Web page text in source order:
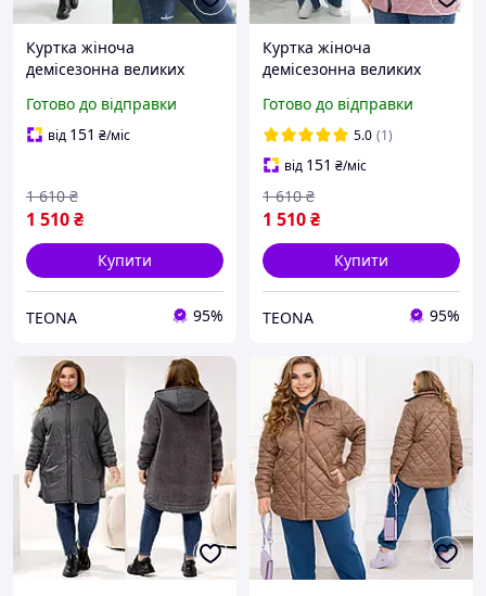
Куртка жіноча
демісезонна великих
з капюшоном на
блискавці 48-58
Готово до відправки
від 151 ₴/міс
1 510₴
1 610 ₴
Купити
ТEONA 95%
Куртка жіноча
демісезонна великих
капюшоном на блискавці
48-58
Готово до відправки
5.0 (1)
від 151 ₴/міс
1 510₴
1 610 ₴
Купити
ТEONA 95%